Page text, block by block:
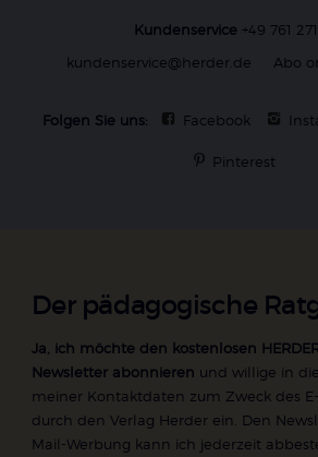
Kundenservice +49 761
kundenservice@herder.de
Abo
Folgen Sie uns: Facebook
Pinterest
Der pädagogische
Ja, ich möchte den kostenlosen
Newsletter abonnieren und willige in
meiner Kontaktdaten zum Zweck des
durch den Verlag Herder ein. Den
Mail-Werbung kann ich jederzeit